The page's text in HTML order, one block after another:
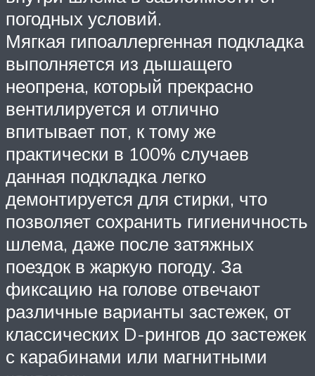
погодных условий.
Мягкая гипоаллергенная подкладка
выполняется из дышащего
неопрена, который прекрасно
вентилируется и отлично
впитывает пот, к тому же
практически в 100% случаев
данная подкладка легко
демонтируется для стирки, что
позволяет сохранить гигиеничность
шлема, даже после затяжных
поездок в жаркую погоду. За
фиксацию на голове отвечают
различные варианты застежек, от
классических D-рингов до застежек
с карабинами или магнитными